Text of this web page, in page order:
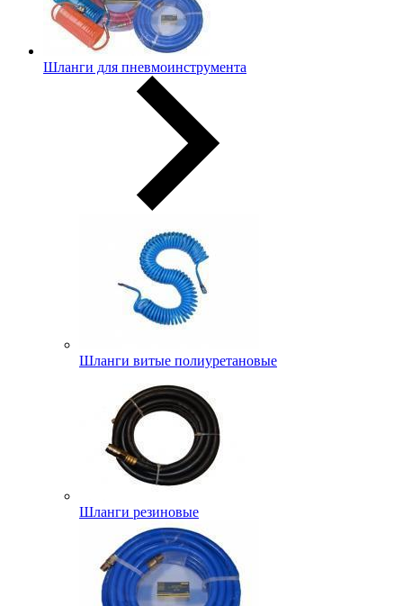
Шланги для пневмоинструмента
Шланги витые полиуретановые
Шланги резиновые